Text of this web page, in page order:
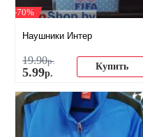
-70%
Наушники Интер
19.90р.
5.99р.
Купить